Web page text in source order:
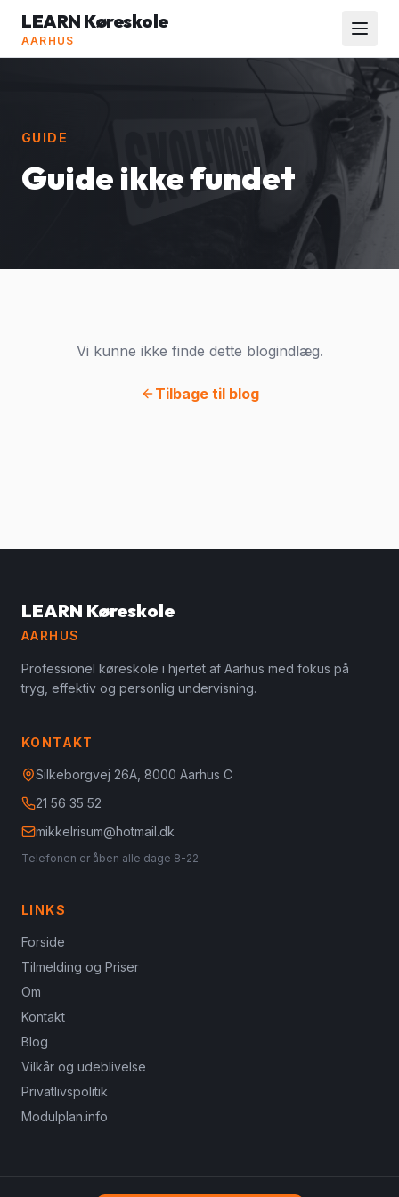
LEARN Køreskole
AARHUS
GUIDE
Guide ikke fundet
Vi kunne ikke finde dette blogindlæg.
Tilbage til blog
LEARN Køreskole
AARHUS
Professionel køreskole i hjertet af Aarhus med fokus på
tryg, effektiv og personlig undervisning.
KONTAKT
Silkeborgvej 26A, 8000 Aarhus C
21 56 35 52
mikkelrisum@hotmail.dk
Telefonen er åben alle dage 8-22
LINKS
Forside
Tilmelding og Priser
Om
Kontakt
Blog
Vilkår og udeblivelse
Privatlivspolitik
Modulplan.info